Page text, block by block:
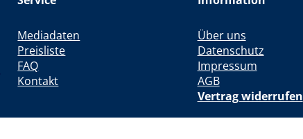
Mediadaten
Preisliste
FAQ
Kontakt
Über uns
Datenschutz
Impressum
AGB
Vertrag widerrufen